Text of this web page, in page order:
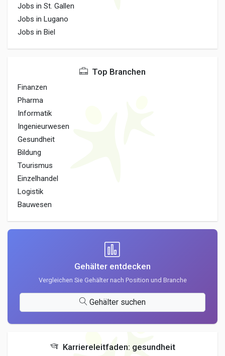
Jobs in St. Gallen
Jobs in Lugano
Jobs in Biel
Top Branchen
Finanzen
Pharma
Informatik
Ingenieurwesen
Gesundheit
Bildung
Tourismus
Einzelhandel
Logistik
Bauwesen
Gehälter entdecken
Vergleichen Sie Gehälter nach Position und Branche
Gehälter suchen
Karriereleitfaden: gesundheit